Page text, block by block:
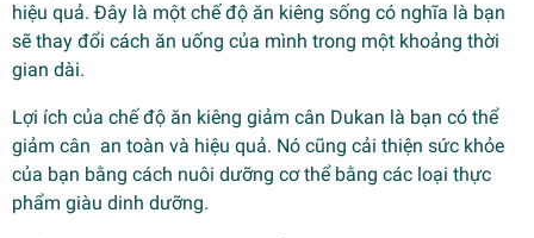
hiệu quả. Đây là một chế độ ăn kiêng sống có nghĩa là bạn
sẽ thay đổi cách ăn uống của mình trong một khoảng thời
gian dài.
Lợi ích của chế độ ăn kiêng giảm cân Dukan là bạn có thể
giảm cân an toàn và hiệu quả. Nó cũng cải thiện sức khỏe
của bạn bằng cách nuôi dưỡng cơ thể bằng các loại thực
phẩm giàu dinh dưỡng.